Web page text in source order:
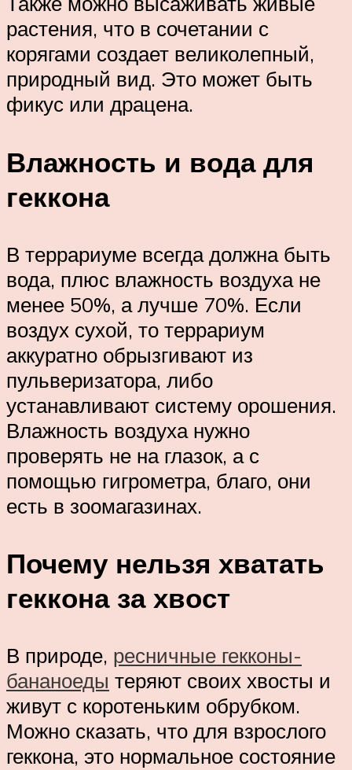
растения, что в сочетании с
корягами создает великолепный,
природный вид. Это может быть
фикус или драцена.
Влажность и вода для
геккона
В террариуме всегда должна быть
вода, плюс влажность воздуха не
менее 50%, а лучше 70%. Если
воздух сухой, то террариум
аккуратно обрызгивают из
пульверизатора, либо
устанавливают систему орошения.
Влажность воздуха нужно
проверять не на глазок, а с
помощью гигрометра, благо, они
есть в зоомагазинах.
Почему нельзя хватать
геккона за хвост
В природе, ресничные гекконы-
бананоеды теряют своих хвосты и
живут с коротеньким обрубком.
Можно сказать, что для взрослого
геккона, это нормальное состояние